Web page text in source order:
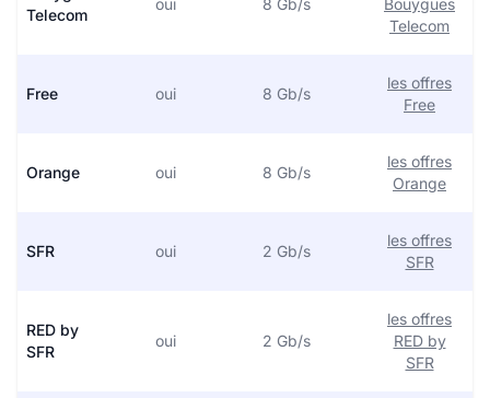
Telecom
oui 8 Gb/s
Bouygues
Telecom
Free oui 8 Gb/s
les offres
Free
Orange oui 8 Gb/s
les offres
Orange
SFR oui 2 Gb/s
les offres
SFR
RED by
SFR
oui 2 Gb/s
les offres
RED by
SFR